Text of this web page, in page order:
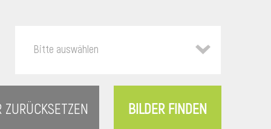
Bitte auswählen